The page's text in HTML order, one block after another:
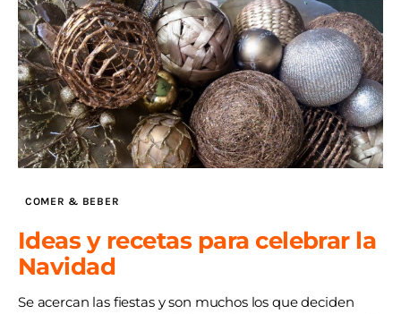
COMER & BEBER
Ideas y recetas para celebrar la
Navidad
Se acercan las fiestas y son muchos los que deciden